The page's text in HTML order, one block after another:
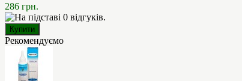
286 грн.
Рекомендуємо